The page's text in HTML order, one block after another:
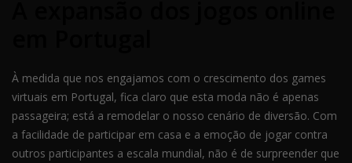
À medida que nos engajamos com o crescimento dos games
virtuais em Portugal, fica claro que esta moda não é apenas
passageira; está a remodelar o nosso cenário de diversão. Com
a facilidade de participar em casa e a emoção de jogar contra
outros participantes a escala mundial, não é de surpreender que